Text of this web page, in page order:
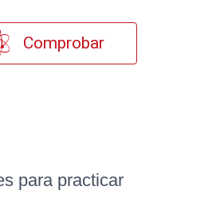
Comprobar
para practicar